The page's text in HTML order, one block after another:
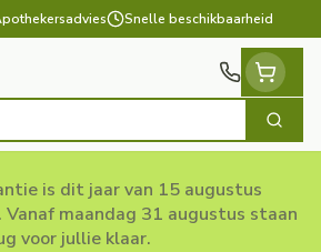
Snelle beschikbaarheid
Zoek
is dit jaar van 15 augustus
maandag 31 augustus staan
voor jullie klaar.